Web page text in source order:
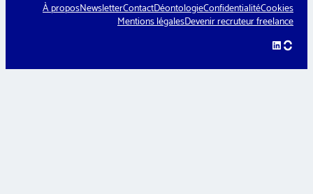
À proposNewsletterContactDéontologieConfidentialitéCookies
Mentions légalesDevenir recruteur freelance
LinkedIn